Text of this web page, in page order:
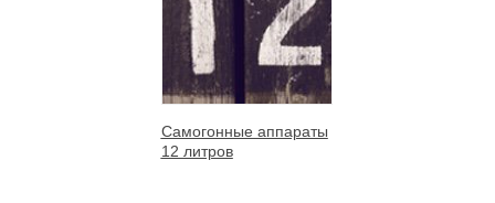
Самогонные аппараты
12 литров